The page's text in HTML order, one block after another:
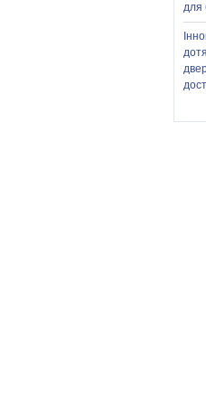
для